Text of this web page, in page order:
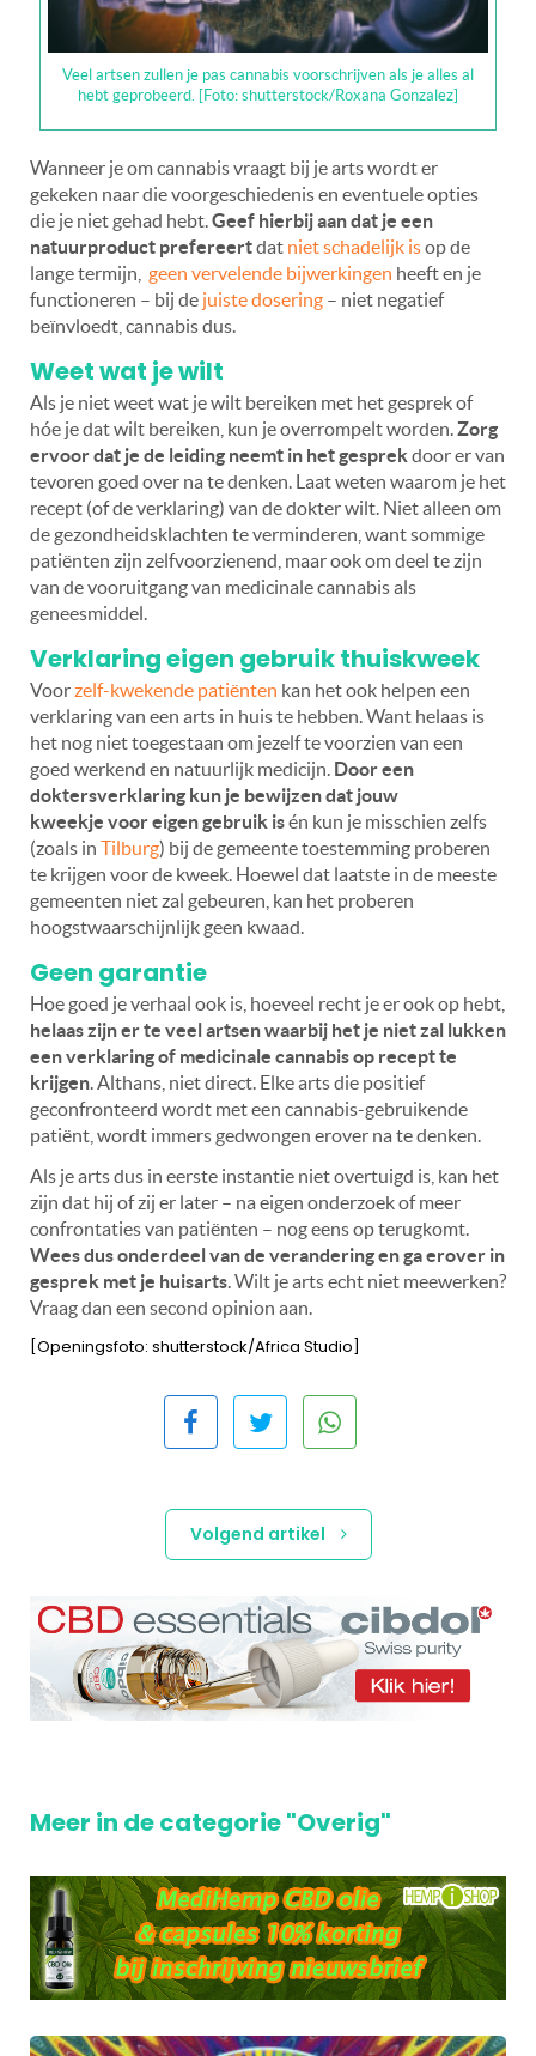
Veel artsen zullen je pas cannabis voorschrijven als je alles al
hebt geprobeerd. [Foto: shutterstock/Roxana Gonzalez]
Wanneer je om cannabis vraagt bij je arts wordt er
gekeken naar die voorgeschiedenis en eventuele opties
die je niet gehad hebt.Geef hierbij aan dat je een
natuurproduct prefereertdat niet schadelijk isop de
lange termijn, geen vervelende bijwerkingen heeft en je
functioneren – bij de juiste dosering – niet negatief
beïnvloedt, cannabis dus.
Weet wat je wilt
Als je niet weet wat je wilt bereiken met het gesprek of
hóe je dat wilt bereiken, kun je overrompelt worden.Zorg
ervoor dat je de leiding neemt in het gesprek door er van
tevoren goed over na te denken. Laat weten waarom je het
recept (of de verklaring) van de dokter wilt. Niet alleen om
de gezondheidsklachten te verminderen, want sommige
patiënten zijn zelfvoorzienend, maar ook om deel te zijn
van de vooruitgang van medicinale cannabis als
geneesmiddel.
Verklaring eigen gebruik thuiskweek
Voorzelf-kwekende patiënten kan het ook helpen een
verklaring van een arts in huis te hebben. Want helaas is
het nog niet toegestaan om jezelf te voorzien van een
goed werkend en natuurlijk medicijn. Door een
doktersverklaring kun je bewijzen dat jouw
kweekje voor eigen gebruik isén kun je misschien zelfs
(zoals in Tilburg) bij de gemeente toestemming proberen
te krijgen voor de kweek. Hoewel dat laatste in de meeste
gemeenten niet zal gebeuren, kan het proberen
hoogstwaarschijnlijk geen kwaad.
Geen garantie
Hoe goed je verhaal ook is, hoeveel recht je er ook op hebt,
helaas zijn er te veel artsen waarbij het je niet zal lukken
een verklaring of medicinale cannabis op recept te
krijgen. Althans, niet direct. Elke arts die positief
geconfronteerd wordt met een cannabis-gebruikende
patiënt, wordt immers gedwongen erover na te denken.
Als je arts dus in eerste instantie niet overtuigd is, kan het
zijn dat hij of zij er later – na eigen onderzoek of meer
confrontaties van patiënten – nog eens op terugkomt.
Wees dus onderdeel van de verandering en ga erover in
gesprek met je huisarts. Wilt je arts echt niet meewerken?
Vraag dan een second opinion aan.
[Openingsfoto: shutterstock/Africa Studio]
Volgend artikel
Meer in de categorie "Overig"